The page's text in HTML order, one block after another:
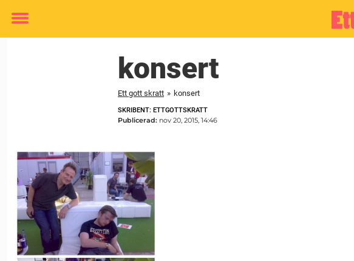
Toggle
konsert
Ett gott skratt » konsert
SKRIBENT: ETTGOTTSKRATT
Publicerad: nov 20, 2015, 14:46